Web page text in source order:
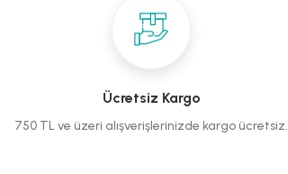
Ücretsiz Kargo
750 TL ve üzeri alışverişlerinizde kargo ücretsiz.